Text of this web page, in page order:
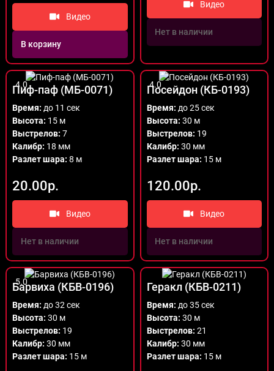
Видео
В корзину
Видео
Нет в наличии
4.0
Пиф-паф (МБ-0071)
Время: до 11 сек
Высота: 15 м
Выстрелов: 7
Калибр: 18 мм
Разлет шара: 8 м
20.00р.
Видео
Нет в наличии
4.0
Посейдон (КБ-0193)
Время: до 25 сек
Высота: 30 м
Выстрелов: 19
Калибр: 30 мм
Разлет шара: 15 м
120.00р.
Видео
Нет в наличии
5.0
Барвиха (КБВ-0196)
Время: до 32 сек
Высота: 30 м
Выстрелов: 19
Калибр: 30 мм
Разлет шара: 15 м
Геракл (КБВ-0211)
Время: до 35 сек
Высота: 30 м
Выстрелов: 21
Калибр: 30 мм
Разлет шара: 15 м